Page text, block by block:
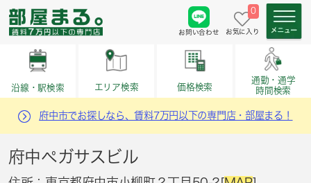
お問い合わせ
0
お気に入り
沿線・駅検索 エリア検索 価格検索
通勤・通学
時間検索
府中市でお探しなら、賃料7万円以下の専門店・部屋まる！
府中ペガサスビル